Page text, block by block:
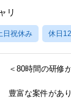
リ
日祝休み 休日
＜80時間の研修
豊富な案件があ